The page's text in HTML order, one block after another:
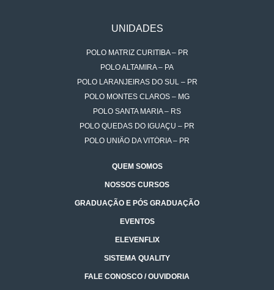
UNIDADES
POLO MATRIZ CURITIBA – PR
POLO ALTAMIRA – PA
POLO LARANJEIRAS DO SUL – PR
POLO MONTES CLAROS – MG
POLO SANTA MARIA – RS
POLO QUEDAS DO IGUAÇU – PR
POLO UNIÃO DA VITÓRIA – PR
QUEM SOMOS
NOSSOS CURSOS
GRADUAÇÃO E PÓS GRADUAÇÃO
EVENTOS
ELEVENFLIX
SISTEMA QUALITY
FALE CONOSCO / OUVIDORIA